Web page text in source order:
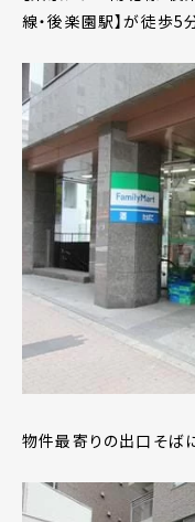
線・後楽園駅】が徒歩5
物件最寄りの出口そばに